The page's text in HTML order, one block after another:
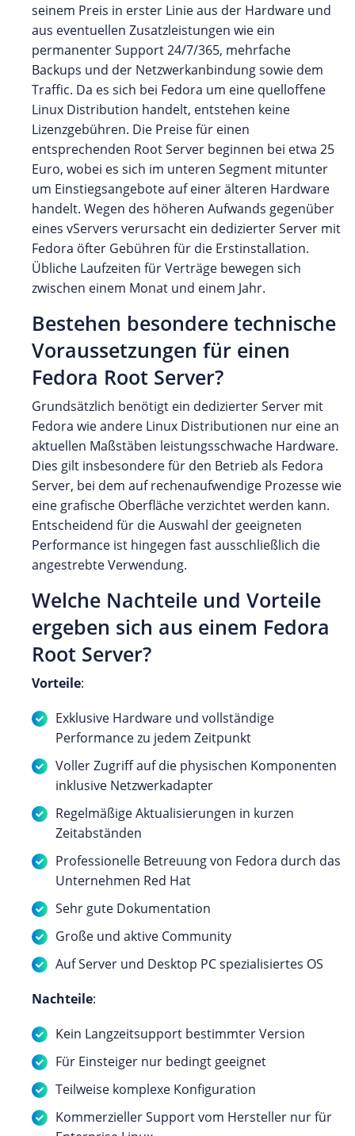
seinem Preis in erster Linie aus der Hardware und
aus eventuellen Zusatzleistungen wie ein
permanenter Support 24/7/365, mehrfache
Backups und der Netzwerkanbindung sowie dem
Traffic. Da es sich bei Fedora um eine quelloffene
Linux Distribution handelt, entstehen keine
Lizenzgebühren. Die Preise für einen
entsprechenden Root Server beginnen bei etwa 25
Euro, wobei es sich im unteren Segment mitunter
um Einstiegsangebote auf einer älteren Hardware
handelt. Wegen des höheren Aufwands gegenüber
eines vServers verursacht ein dedizierter Server mit
Fedora öfter Gebühren für die Erstinstallation.
Übliche Laufzeiten für Verträge bewegen sich
zwischen einem Monat und einem Jahr.
Bestehen besondere technische
Voraussetzungen für einen
Fedora Root Server?
Grundsätzlich benötigt ein dedizierter Server mit
Fedora wie andere Linux Distributionen nur eine an
aktuellen Maßstäben leistungsschwache Hardware.
Dies gilt insbesondere für den Betrieb als Fedora
Server, bei dem auf rechenaufwendige Prozesse wie
eine grafische Oberfläche verzichtet werden kann.
Entscheidend für die Auswahl der geeigneten
Performance ist hingegen fast ausschließlich die
angestrebte Verwendung.
Welche Nachteile und Vorteile
ergeben sich aus einem Fedora
Root Server?
Vorteile:
Exklusive Hardware und vollständige
Performance zu jedem Zeitpunkt
Voller Zugriff auf die physischen Komponenten
inklusive Netzwerkadapter
Regelmäßige Aktualisierungen in kurzen
Zeitabständen
Professionelle Betreuung von Fedora durch das
Unternehmen Red Hat
Sehr gute Dokumentation
Große und aktive Community
Auf Server und Desktop PC spezialisiertes OS
Nachteile:
Kein Langzeitsupport bestimmter Version
Für Einsteiger nur bedingt geeignet
Teilweise komplexe Konfiguration
Kommerzieller Support vom Hersteller nur für